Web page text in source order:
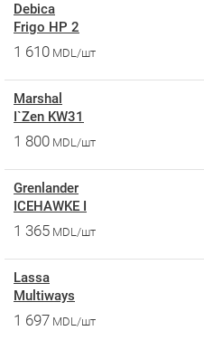
Debica
Frigo HP 2
1 610 MDL/шт
Marshal
I`Zen KW31
1 800 MDL/шт
Grenlander
ICEHAWKE I
1 365 MDL/шт
Lassa
Multiways
1 697 MDL/шт